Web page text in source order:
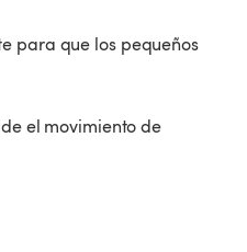
para que los pequeños
el movimiento de